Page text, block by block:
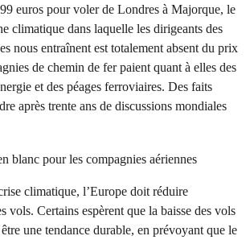
euros pour voler de Londres à Majorque, le
climatique dans laquelle les dirigeants des
nous entraînent est totalement absent du prix
de chemin de fer paient quant à elles des
et des péages ferroviaires. Des faits
après trente ans de discussions mondiales
climatique, l’Europe doit réduire
vols. Certains espèrent que la baisse des vols
une tendance durable, en prévoyant que le